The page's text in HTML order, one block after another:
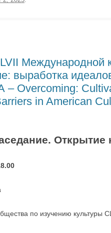
выработка
– Overcoming:
in American
Открытие
по изучению культуры